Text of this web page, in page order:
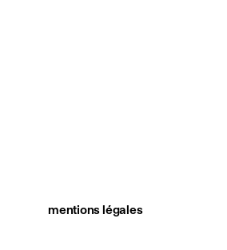
mentions légales